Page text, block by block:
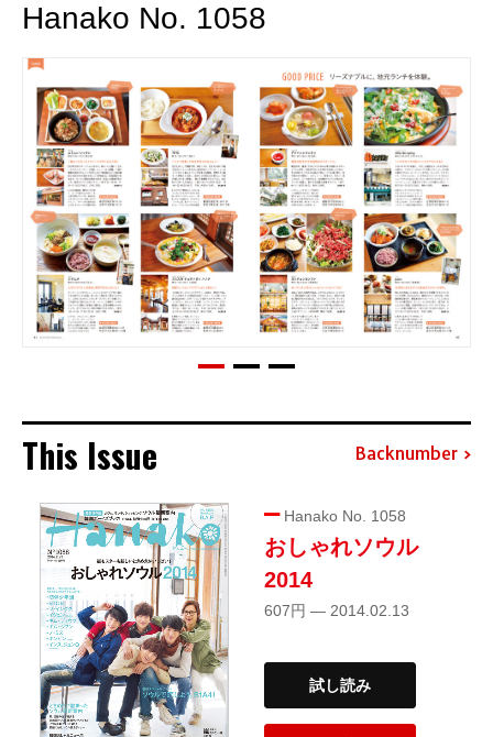
Hanako No. 1058
This Issue Backnumber
Hanako No. 1058
おしゃれソウル
2014
607円 — 2014.02.13
試し読み